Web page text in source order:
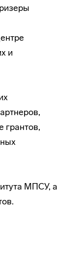
и
грантов,
МПСУ, а